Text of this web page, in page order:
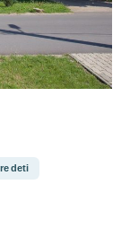
deti